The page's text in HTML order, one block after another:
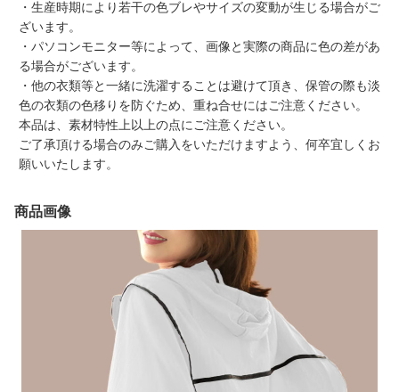
・生産時期により若干の色ブレやサイズの変動が生じる場合がご
ざいます。
・パソコンモニター等によって、画像と実際の商品に色の差があ
る場合がございます。
・他の衣類等と一緒に洗濯することは避けて頂き、保管の際も淡
色の衣類の色移りを防ぐため、重ね合せにはご注意ください。
本品は、素材特性上以上の点にご注意ください。
ご了承頂ける場合のみご購入をいただけますよう、何卒宜しくお
願いいたします。
商品画像